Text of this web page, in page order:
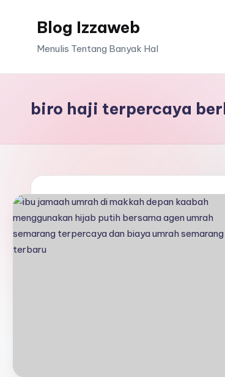
Blog Izzaweb
Menulis Tentang Banyak Hal
biro haji terpercaya